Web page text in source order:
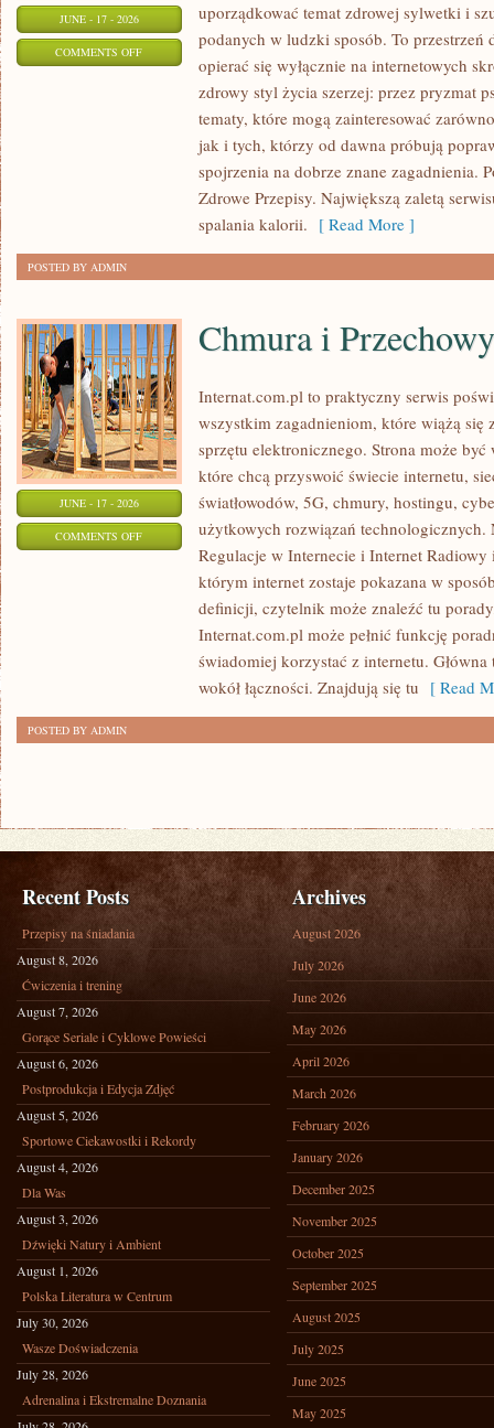
JUNE - 17 - 2026
COMMENTS OFFON
MOTYWACJA
uporządkować temat zdrowej sylwetki i
podanych w ludzki sposób. To
opierać się wyłącznie na internetowych
zdrowy styl życia szerzej: przez pryzmat
tematy, które mogą zainteresować
jak i tych, którzy od dawna próbują
spojrzenia na dobrze znane zagadnienia.
Zdrowe Przepisy. Największą zaletą
spalania kalorii. [ Read More ]
POSTED BY ADMIN
JUNE - 17 - 2026
COMMENTS OFFON
PRZECHOWYWANIE
Chmura i
Internat.com.pl to praktyczny serwis
wszystkim zagadnieniom, które wiążą się
sprzętu elektronicznego. Strona może
które chcą przyswoić świecie internetu,
światłowodów, 5G, chmury, hostingu,
użytkowych rozwiązań technologicznych.
Regulacje w Internecie i Internet
którym internet zostaje pokazana w
definicji, czytelnik może znaleźć tu
Internat.com.pl może pełnić funkcję
świadomiej korzystać z internetu.
wokół łączności. Znajdują się tu [ Read
POSTED BY ADMIN
Recent Posts
Przepisy na śniadania
August 8, 2026
Ćwiczenia i trening
August 7, 2026
Gorące Seriale i Cyklowe Powieści
August 6, 2026
Postprodukcja i Edycja Zdjęć
August 5, 2026
Sportowe Ciekawostki i Rekordy
August 4, 2026
Dla Was
August 3, 2026
Dźwięki Natury i Ambient
August 1, 2026
Polska Literatura w Centrum
July 30, 2026
Wasze Doświadczenia
July 28, 2026
Adrenalina i Ekstremalne Doznania
Archives
August 2026
July 2026
June 2026
May 2026
April 2026
March 2026
February 2026
January 2026
December 2025
November 2025
October 2025
September 2025
August 2025
July 2025
June 2025
May 2025